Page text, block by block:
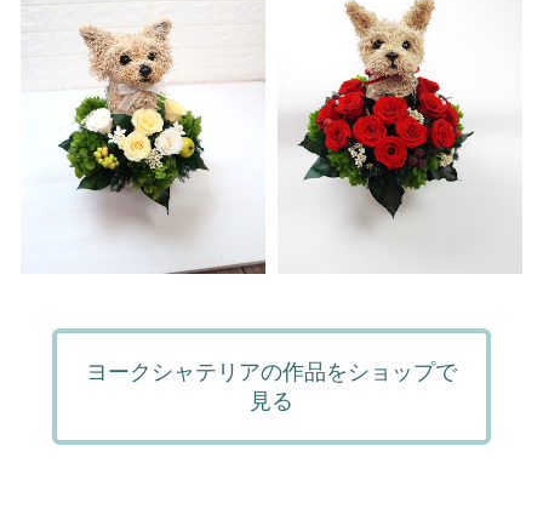
ヨークシャテリアの作品をショップで
見る